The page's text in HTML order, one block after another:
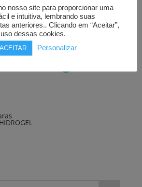
nosso site para proporcionar uma
e intuitiva, lembrando suas
anteriores.. Clicando em “Aceitar”,
dessas cookies.
ACEITAR Personalizar